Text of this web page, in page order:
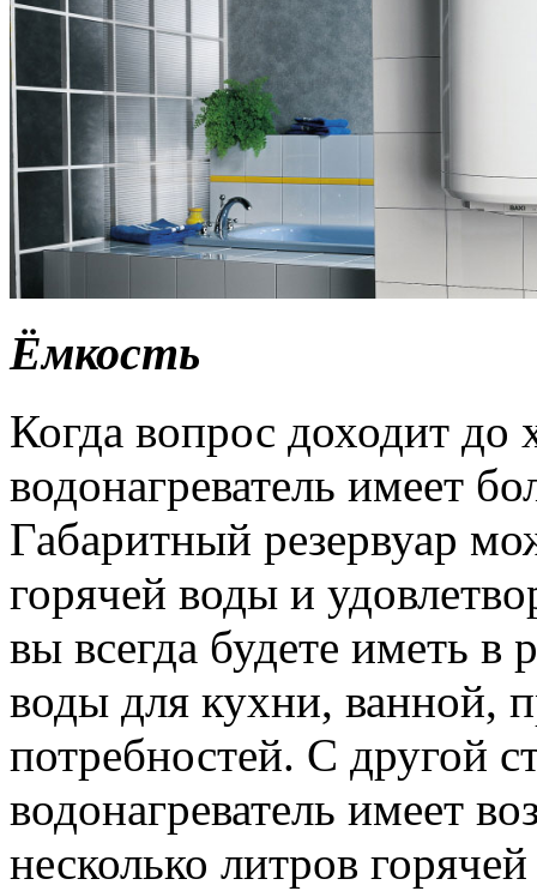
Ёмкость
Когда вопрос доходит
водонагреватель имеет
Габаритный резервуар
горячей воды и
вы всегда будете иметь
воды для кухни, ванной,
потребностей. С другой
водонагреватель имеет
несколько литров